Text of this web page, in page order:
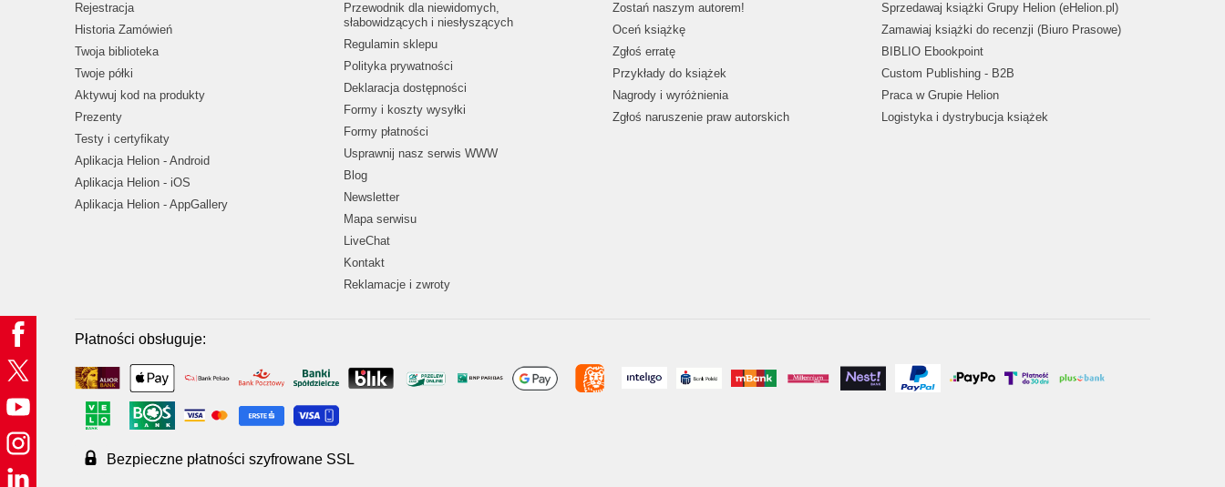
Rejestracja
Historia Zamówień
Twoja biblioteka
Twoje półki
Aktywuj kod na produkty
Prezenty
Testy i certyfikaty
Aplikacja Helion - Android
Aplikacja Helion - iOS
Aplikacja Helion - AppGallery
Przewodnik dla niewidomych,
słabowidzących i niesłyszących
Regulamin sklepu
Polityka prywatności
Deklaracja dostępności
Formy i koszty wysyłki
Formy płatności
Usprawnij nasz serwis WWW
Blog
Newsletter
Mapa serwisu
LiveChat
Kontakt
Reklamacje i zwroty
Zostań naszym autorem!
Oceń książkę
Zgłoś erratę
Przykłady do książek
Nagrody i wyróżnienia
Zgłoś naruszenie praw autorskich
Sprzedawaj książki Grupy Helion (eHelion.pl)
Zamawiaj książki do recenzji (Biuro Prasowe)
BIBLIO Ebookpoint
Custom Publishing - B2B
Praca w Grupie Helion
Logistyka i dystrybucja książek
Płatności obsługuje:
Bezpieczne płatności szyfrowane SSL